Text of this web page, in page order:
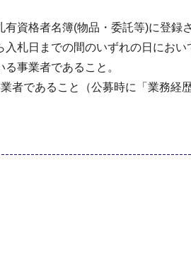
資格者名簿(物品・委託等)に登録
札日までの間のいずれの日にお
事業者であること。
者であること（公募時に「業務経